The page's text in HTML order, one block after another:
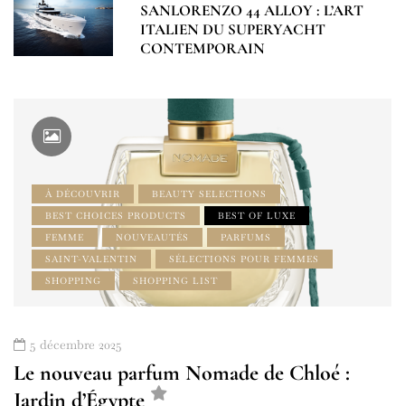
SANLORENZO 44 ALLOY : L’ART
ITALIEN DU SUPERYACHT
CONTEMPORAIN
À DÉCOUVRIR
BEAUTY SELECTIONS
BEST CHOICES PRODUCTS
BEST OF LUXE
FEMME
NOUVEAUTÉS
PARFUMS
SAINT-VALENTIN
SÉLECTIONS POUR FEMMES
SHOPPING
SHOPPING LIST
5 décembre 2025
Le nouveau parfum Nomade de Chloé :
Jardin d’Égypte